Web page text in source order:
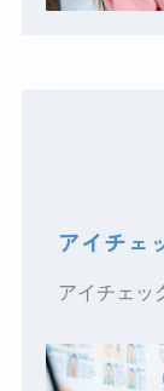
アイチェ
アイチェッ